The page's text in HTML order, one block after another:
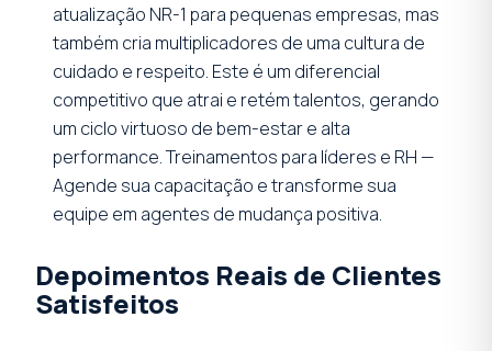
atualização NR-1 para pequenas empresas, mas
também cria multiplicadores de uma cultura de
cuidado e respeito. Este é um diferencial
competitivo que atrai e retém talentos, gerando
um ciclo virtuoso de bem-estar e alta
performance. Treinamentos para líderes e RH —
Agende sua capacitação e transforme sua
equipe em agentes de mudança positiva.
Depoimentos Reais de Clientes
Satisfeitos